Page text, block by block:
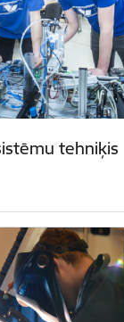
tehniķis